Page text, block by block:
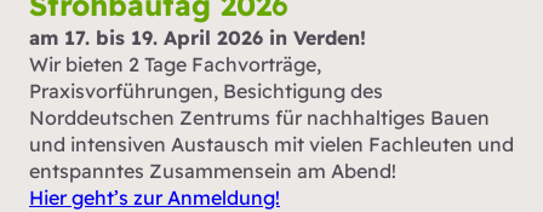
am 17. bis 19. April 2026 in Verden!
Wir bieten 2 Tage Fachvorträge,
Praxisvorführungen, Besichtigung des
Norddeutschen Zentrums für nachhaltiges Bauen
und intensiven Austausch mit vielen Fachleuten und
entspanntes Zusammensein am Abend!
Hier geht’s zur Anmeldung!